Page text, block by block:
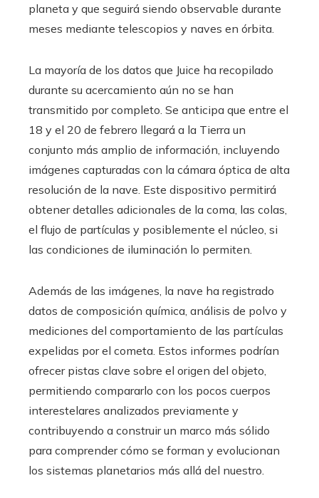
planeta y que seguirá siendo observable durante
meses mediante telescopios y naves en órbita.
La mayoría de los datos que Juice ha recopilado
durante su acercamiento aún no se han
transmitido por completo. Se anticipa que entre el
18 y el 20 de febrero llegará a la Tierra un
conjunto más amplio de información, incluyendo
imágenes capturadas con la cámara óptica de alta
resolución de la nave. Este dispositivo permitirá
obtener detalles adicionales de la coma, las colas,
el flujo de partículas y posiblemente el núcleo, si
las condiciones de iluminación lo permiten.
Además de las imágenes, la nave ha registrado
datos de composición química, análisis de polvo y
mediciones del comportamiento de las partículas
expelidas por el cometa. Estos informes podrían
ofrecer pistas clave sobre el origen del objeto,
permitiendo compararlo con los pocos cuerpos
interestelares analizados previamente y
contribuyendo a construir un marco más sólido
para comprender cómo se forman y evolucionan
los sistemas planetarios más allá del nuestro.